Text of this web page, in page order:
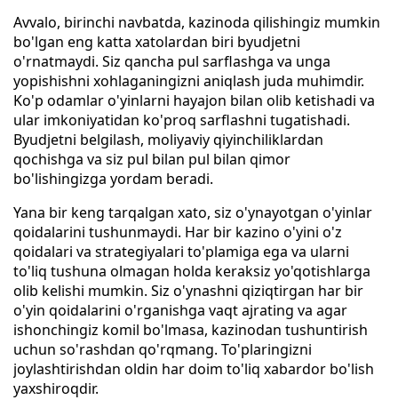
Avvalo, birinchi navbatda, kazinoda qilishingiz mumkin
bo'lgan eng katta xatolardan biri byudjetni
o'rnatmaydi. Siz qancha pul sarflashga va unga
yopishishni xohlaganingizni aniqlash juda muhimdir.
Ko'p odamlar o'yinlarni hayajon bilan olib ketishadi va
ular imkoniyatidan ko'proq sarflashni tugatishadi.
Byudjetni belgilash, moliyaviy qiyinchiliklardan
qochishga va siz pul bilan pul bilan qimor
bo'lishingizga yordam beradi.
Yana bir keng tarqalgan xato, siz o'ynayotgan o'yinlar
qoidalarini tushunmaydi. Har bir kazino o'yini o'z
qoidalari va strategiyalari to'plamiga ega va ularni
to'liq tushuna olmagan holda keraksiz yo'qotishlarga
olib kelishi mumkin. Siz o'ynashni qiziqtirgan har bir
o'yin qoidalarini o'rganishga vaqt ajrating va agar
ishonchingiz komil bo'lmasa, kazinodan tushuntirish
uchun so'rashdan qo'rqmang. To'plaringizni
joylashtirishdan oldin har doim to'liq xabardor bo'lish
yaxshiroqdir.